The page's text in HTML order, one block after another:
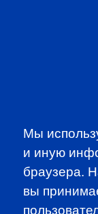
Мы
и иную
браузера.
вы